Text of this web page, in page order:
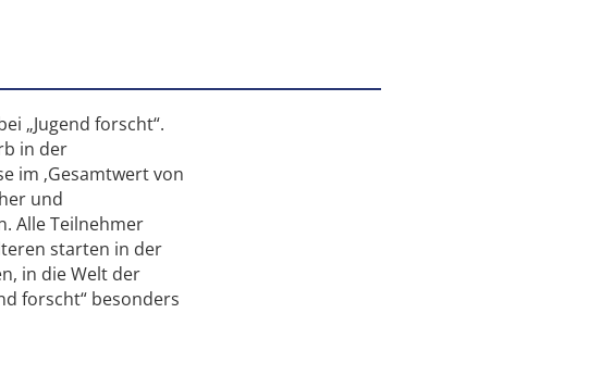
„Jugend forscht“.
in der
im ‚Gesamtwert von
und
Alle Teilnehmer
starten in der
in die Welt der
forscht“ besonders